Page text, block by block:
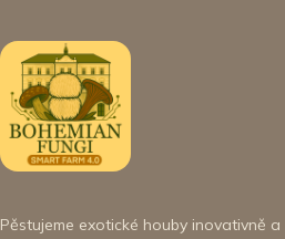
Pěstujeme exotické houby inovativně a